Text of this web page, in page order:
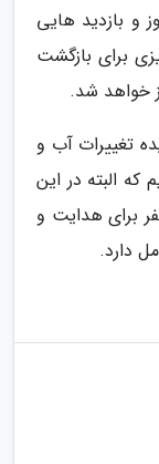
و بازدید هایی
برای بازگشت
خواهد شد.
تغییرات آب و
البته در این
برای هدایت و
دارد.